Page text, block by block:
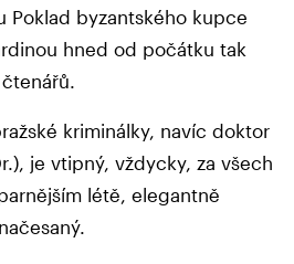
Poklad byzantského kupce
hned od počátku tak
kriminálky, navíc doktor
je vtipný, vždycky, za všech
létě, elegantně